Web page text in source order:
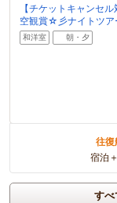
【チケットキャンセ
空観賞☆彡ナイトツア
和洋室 朝・夕
往復
宿泊
すべ